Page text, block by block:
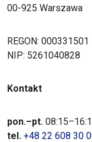
00-925 Warszawa
REGON: 000331501
NIP: 5261040828
Kontakt
pon.–pt.
tel. +48 22 608 30